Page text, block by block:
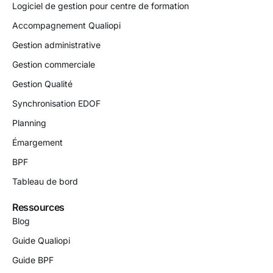
Logiciel de gestion pour centre de formation
Accompagnement Qualiopi
Gestion administrative
Gestion commerciale
Gestion Qualité
Synchronisation EDOF
Planning
Émargement
BPF
Tableau de bord
Ressources
Blog
Guide Qualiopi
Guide BPF